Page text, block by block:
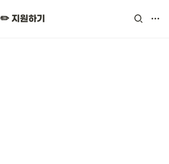
✏️ 지원하기